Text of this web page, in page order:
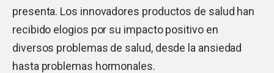
presenta. Los innovadores productos de salud han
recibido elogios por su impacto positivo en
diversos problemas de salud, desde la ansiedad
hasta problemas hormonales.